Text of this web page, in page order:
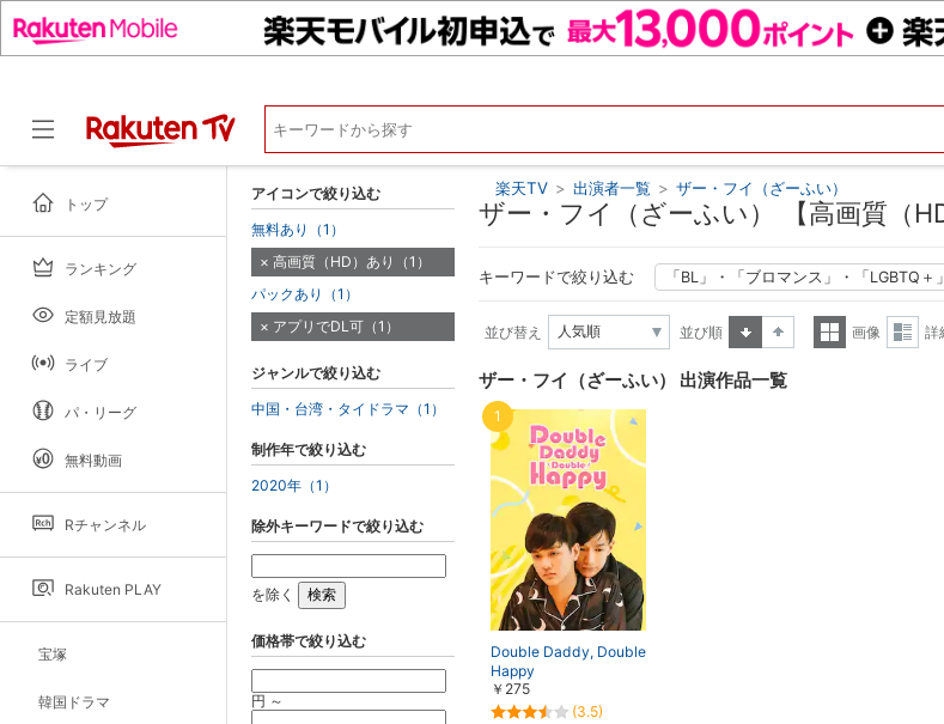
トップ
ランキング
定額見放題
ライブ
パ・リーグ
無料動画
Rチャンネル
Rakuten PLAY
宝塚
韓国ドラマ
楽天TV > 出演者一覧 > ザー・フイ（ざーふい）
ザー・フイ（ざーふい） 【高画質（
キーワードで絞り込む 「BL」・「ブロマンス」・「LGBTQ＋
並び替え
並び順
画像
詳
ザー・フイ（ざーふい） 出演作品一覧
Double Daddy, Double
Happy
￥275
(3.5)
1
アイコンで絞り込む
無料あり（1）
高画質（HD）あり（1）
パックあり（1）
アプリでDL可（1）
ジャンルで絞り込む
中国・台湾・タイドラマ（1）
制作年で絞り込む
2020年（1）
除外キーワードで絞り込む
を除く
価格帯で絞り込む
円 ～